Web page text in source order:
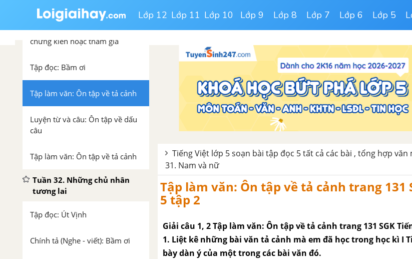
Lớp 12 Lớp 11 Lớp 10 Lớp 9 Lớp 8 Lớp 7 Lớp 6 Lớp 5
Kể chuyện: Kể chuyện được
chứng kiến hoặc tham gia
Tập đọc: Bầm ơi
Tập làm văn: Ôn tập về tả cảnh
Luyện từ và câu: Ôn tập về dấu
câu
Tập làm văn: Ôn tập về tả cảnh
Tuần 32. Những chủ nhân
tương lai
Tập đọc: Út Vịnh
Chính tả (Nghe - viết): Bầm ơi
Tiếng Việt lớp 5 soạn bài tập đọc 5 tất cả các bài , tổng hợp văn
31. Nam và nữ
Tập làm văn: Ôn tập về tả cảnh trang 131
5 tập 2
Giải câu 1, 2 Tập làm văn: Ôn tập về tả cảnh trang 131 SGK
1. Liệt kê những bài văn tả cảnh mà em đã học trong học kì I
bày dàn ý của một trong các bài văn đó.